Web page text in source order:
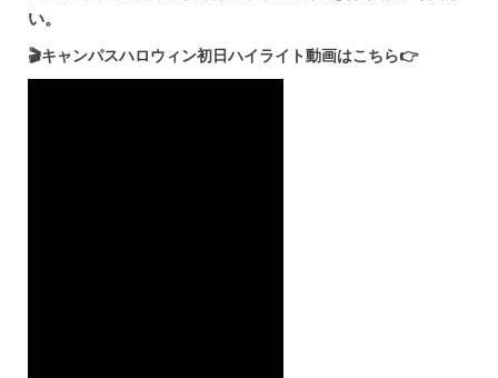
い。
🎬キャンパスハロウィン初日ハイライト動画はこちら👉